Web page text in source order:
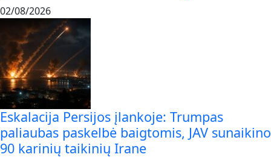
02/08/2026
Eskalacija Persijos įlankoje: Trumpas
paliaubas paskelbė baigtomis, JAV sunaikino
90 karinių taikinių Irane